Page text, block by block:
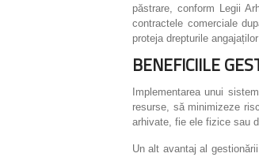
păstrare, conform Legii
contractele comerciale
proteja drepturile
BENEFICIILE
Implementarea unui
resurse, să minimizeze
arhivate, fie ele fizice sau
Un alt avantaj al